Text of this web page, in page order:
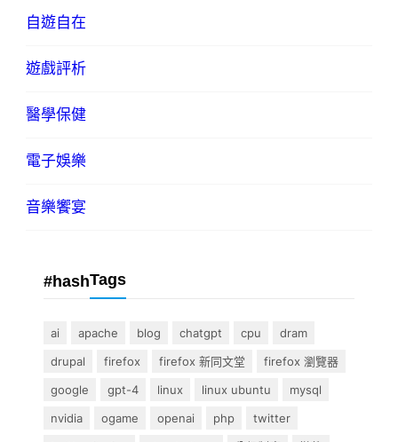
自遊自在
遊戲評析
醫學保健
電子娛樂
音樂饗宴
#hashTags
ai apache blog chatgpt cpu
dram
drupal
firefox firefox 新同文堂
firefox 瀏覽器
google
gpt-4 linux linux ubuntu
mysql
nvidia
ogame openai php
twitter